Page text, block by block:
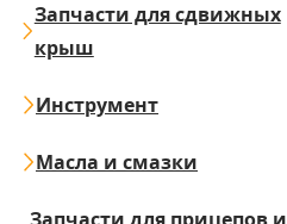
Запчасти для сдвижных
крыш
Инструмент
Масла и смазки